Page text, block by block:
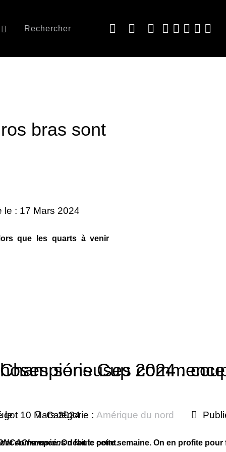
Rechercher
bras sont
le : 17 Mars 2024
que les quarts à venir
sérieuses
le : 10 Mars 2024
commencé. On fait le point.
Cup 2024 :
Catégorie : Amérique du nord
débute cette semaine. On en profite